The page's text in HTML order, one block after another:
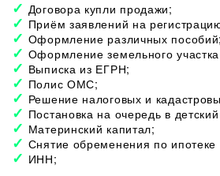
Договора купли продажи;
Приём заявлений на
Оформление различных пособий;
Оформление земельного
Выписка из ЕГРН;
Полис ОМС;
Решение налоговых и
Постановка на очередь в
Материнский капитал;
Снятие обременения по ипотеке
ИНН;